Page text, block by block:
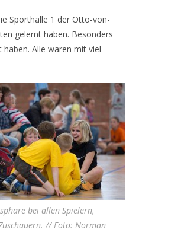
Sporthalle 1 der Otto-von-
gelernt haben. Besonders
Alle waren mit viel
bei allen Spielern,
// Foto: Norman